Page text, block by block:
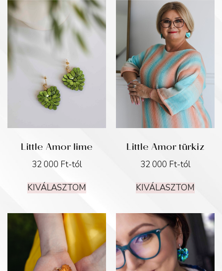
Little Amor lime
32 000 Ft-tól
KIVÁLASZTOM
Little Amor türkiz
32 000 Ft-tól
KIVÁLASZTOM